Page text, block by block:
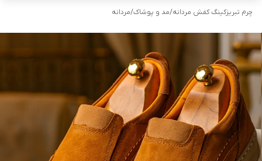
چرم تبریزکینگ کفش مردانه/مد و پوشاک/مردانه